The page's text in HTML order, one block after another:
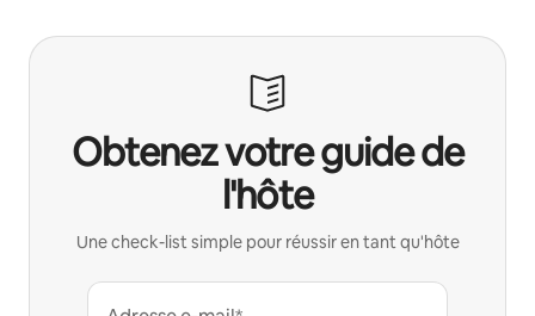
Obtenez votre guide de
l'hôte
Une check-list simple pour réussir en tant qu'hôte